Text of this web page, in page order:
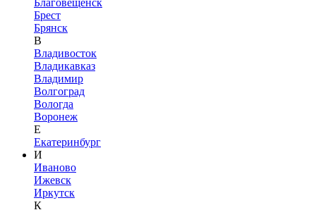
Благовещенск
Брест
Брянск
В
Владивосток
Владикавказ
Владимир
Волгоград
Вологда
Воронеж
Е
Екатеринбург
И
Иваново
Ижевск
Иркутск
К